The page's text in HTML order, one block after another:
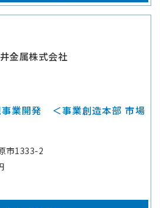
金属株式会社
事業開発 ＜事業創造本部 市場
市1333-2